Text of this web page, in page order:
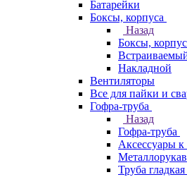
Батарейки
Боксы, корпуса
Назад
Боксы,
Накладной
Вентиляторы
Все для пайки и
Гофра-труба
Назад
Гофра-труба
Аксессуары к
Металлорукав
Труба